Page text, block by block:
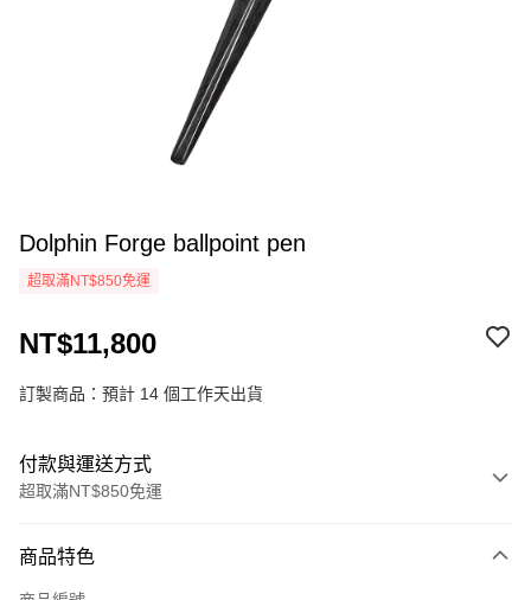
Dolphin Forge ballpoint pen
超取滿NT$850免運
NT$11,800
訂製商品：預計 14 個工作天出貨
付款與運送方式
超取滿NT$850免運
信用卡一次付款
商品特色